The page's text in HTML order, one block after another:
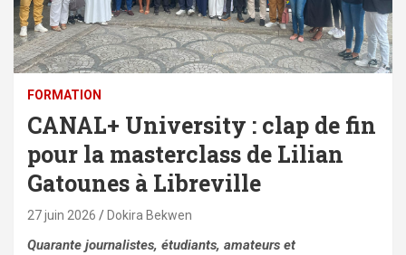
FORMATION
CANAL+ University : clap de fin
pour la masterclass de Lilian
Gatounes à Libreville
27 juin 2026 Dokira Bekwen
Quarante journalistes, étudiants, amateurs et